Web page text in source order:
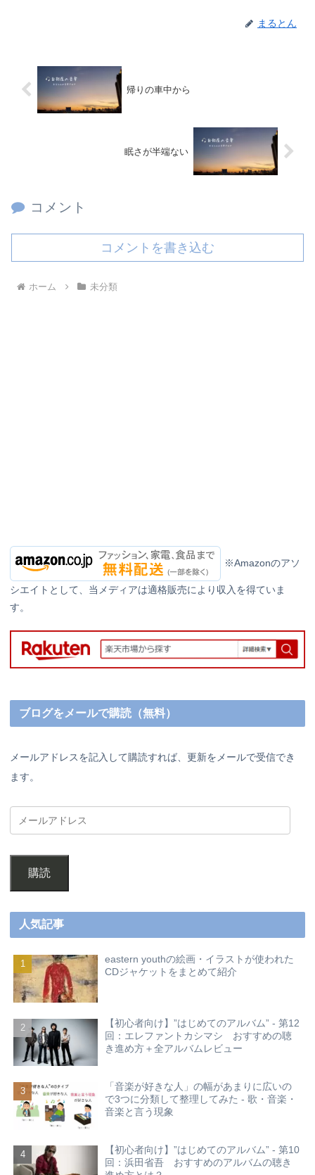
まるとん
帰りの車中から
眠さが半端ない
コメント
コメントを書き込む
ホーム 未分類
※Amazonのアソ
シエイトとして、当メディアは適格販売により収入を得ていま
す。
ブログをメールで購読（無料）
メールアドレスを記入して購読すれば、更新をメールで受信でき
ます。
購読
人気記事
eastern youthの絵画・イラストが使われた
CDジャケットをまとめて紹介
【初心者向け】”はじめてのアルバム” - 第12
回：エレファントカシマシ おすすめの聴
き進め方＋全アルバムレビュー
「音楽が好きな人」の幅があまりに広いの
で3つに分類して整理してみた - 歌・音楽・
音楽と言う現象
【初心者向け】”はじめてのアルバム” - 第10
回：浜田省吾 おすすめのアルバムの聴き